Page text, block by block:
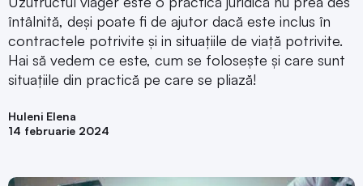
întâlnită, deși poate fi de ajutor dacă este inclus în
contractele potrivite și in situațiile de viață potrivite.
Hai să vedem ce este, cum se folosește și care sunt
situațiile din practică pe care se pliază!
Huleni Elena
14 februarie 2024